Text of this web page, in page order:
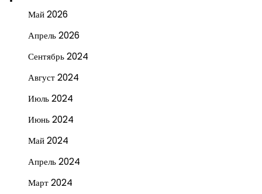
Май 2026
Апрель 2026
Сентябрь 2024
Август 2024
Июль 2024
Июнь 2024
Май 2024
Апрель 2024
Март 2024